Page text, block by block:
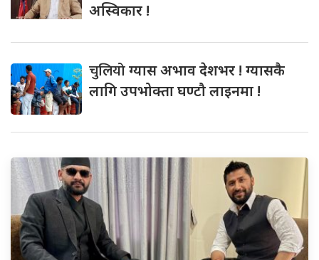
अस्विकार !
चुलियोग्यास अभाव देशभर ! ग्यासकै
लागि उपभोक्ता घण्टौ लाइनमा !